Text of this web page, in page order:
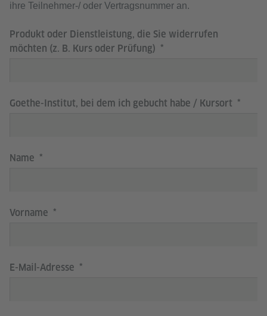
ihre Teilnehmer-/ oder Vertragsnummer an.
Produkt oder Dienstleistung, die Sie widerrufen
möchten (z. B. Kurs oder Prüfung)
Goethe-Institut, bei dem ich gebucht habe / Kursort
Name
Vorname
E-Mail-Adresse